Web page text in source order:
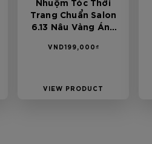
Nhuộm Tóc Thời
Trang Chuẩn Salon
6.13 Nâu Vàng Ánh
VND199,000₫
VIEW PRODUCT
CARD
CARD